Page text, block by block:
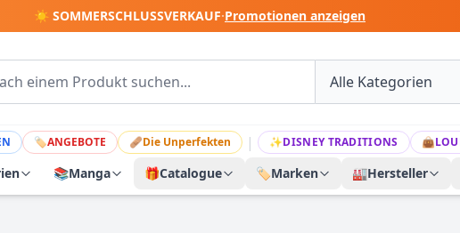
☀️ SOMMERSCHLUSSVERKAUF·Promotionen anzeigen
🏷ANGEBOTE 🩹Die Unperfekten | ✨DISNEY TRADITIONS 👜
📚Manga 🎁Catalogue 🏷️Marken 🏭Hersteller